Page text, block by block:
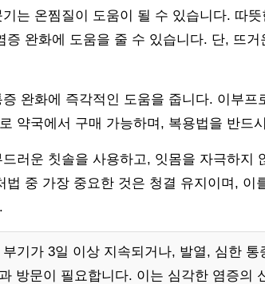
는 온찜질이 도움이 될 수 있습니다. 따
증 완화에 도움을 줄 수 있습니다. 단, 뜨
완화에 즉각적인 도움을 줍니다. 이부
약국에서 구매 가능하며, 복용법을 반드
러운 칫솔을 사용하고, 잇몸을 자극하지
법 중 가장 중요한 것은 청결 유지이며, 이
부기가 3일 이상 지속되거나, 발열, 심한
방문이 필요합니다. 이는 심각한 염증의